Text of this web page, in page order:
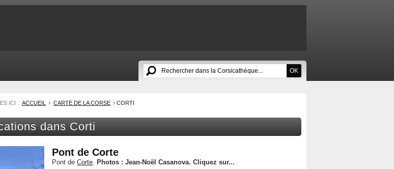
ICI : ACCUEIL CARTE DE LA CORSE CORTI
dans Corti
Pont de Corte
Pont de Corte. Photos : Jean-Noël Casanova. Cliquez sur...